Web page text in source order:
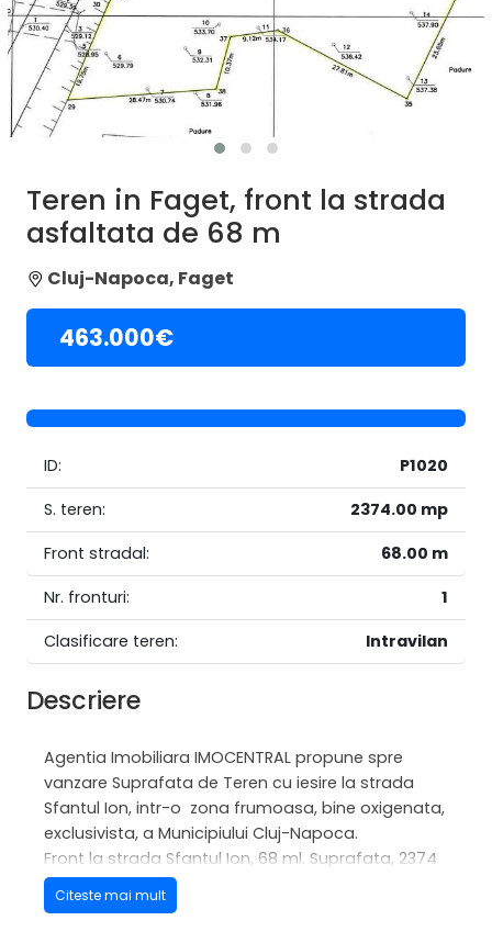
Teren in Faget, front la strada
asfaltata de 68 m
Cluj-Napoca, Faget
463.000€
ID:
P1020
S. teren:
2374.00 mp
Front stradal:
68.00 m
Nr. fronturi:
1
Clasificare teren:
Intravilan
Descriere
Agentia Imobiliara IMOCENTRAL propune spre
vanzare Suprafata de Teren cu iesire la strada
Sfantul Ion, intr-o zona frumoasa, bine oxigenata,
exclusivista, a Municipiului Cluj-Napoca.
Front la strada Sfantul Ion, 68 ml. Suprafata, 2374
mp.
Actele sunt la zi, libere de sarcini.
Citeste mai mult